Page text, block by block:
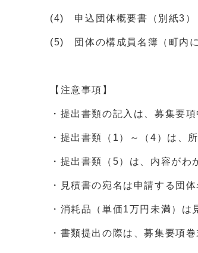
(4) 申込団体概要書（別紙3）
(5) 団体の構成員名簿（町内
【注意事項】
・提出書類の記入は、募集要
・提出書類（1）～（4）は、
・提出書類（5）は、内容がわ
・見積書の宛名は申請する団
・消耗品（単価1万円未満）
・書類提出の際は、募集要項